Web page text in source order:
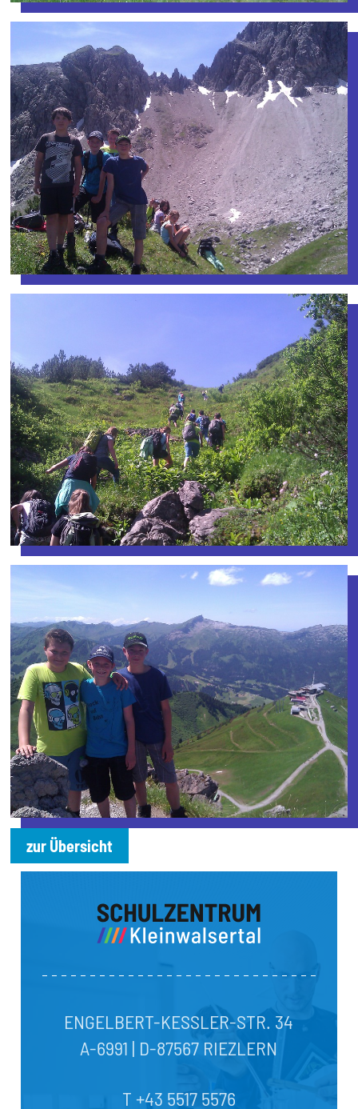
zur Übersicht
ENGELBERT-KESSLER-STR. 34
A-6991 | D-87567 RIEZLERN
T +43 5517 5576